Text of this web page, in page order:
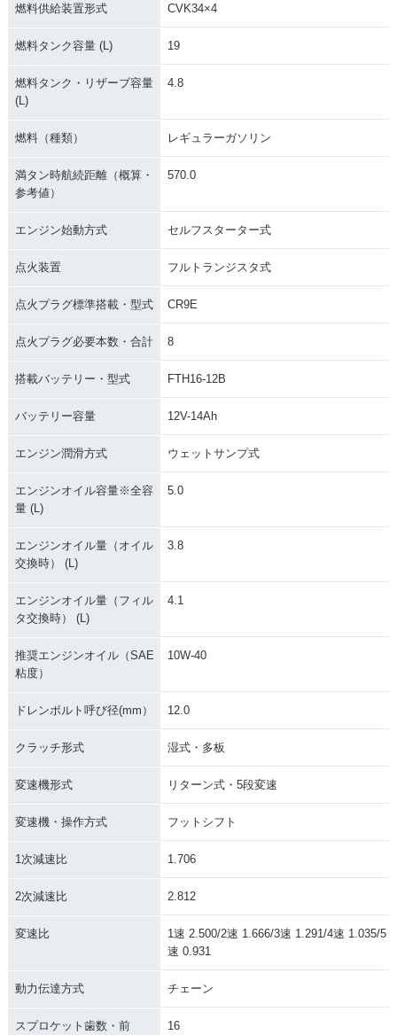
燃料供給装置形式 CVK34×4
燃料タンク容量 (L) 19
燃料タンク・リザーブ容量
(L)
4.8
燃料（種類） レギュラーガソリン
満タン時航続距離（概算・
参考値）
570.0
エンジン始動方式 セルフスターター式
点火装置 フルトランジスタ式
点火プラグ標準搭載・型式 CR9E
点火プラグ必要本数・合計 8
搭載バッテリー・型式 FTH16-12B
バッテリー容量 12V-14Ah
エンジン潤滑方式 ウェットサンプ式
エンジンオイル容量※全容
量 (L)
5.0
エンジンオイル量（オイル
交換時） (L)
3.8
エンジンオイル量（フィル
タ交換時） (L)
4.1
推奨エンジンオイル（SAE
粘度）
10W-40
ドレンボルト呼び径(mm） 12.0
クラッチ形式 湿式・多板
変速機形式 リターン式・5段変速
変速機・操作方式 フットシフト
1次減速比 1.706
2次減速比 2.812
変速比
1速 2.500/2速 1.666/3速 1.291/4速 1.035/5
速 0.931
動力伝達方式 チェーン
スプロケット歯数・前 16